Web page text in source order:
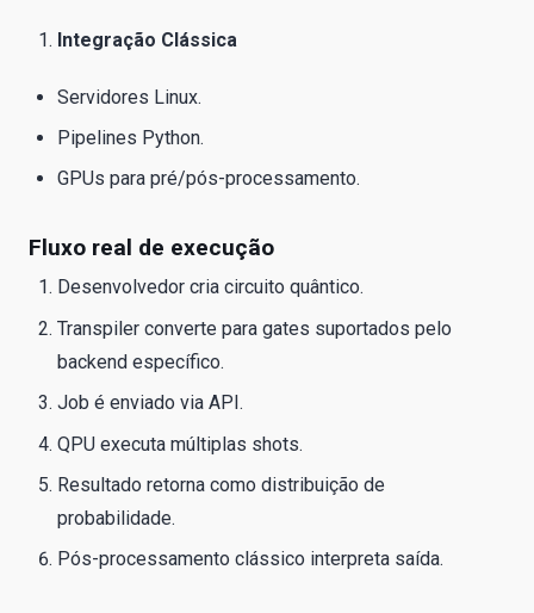
Integração Clássica
Servidores Linux.
Pipelines Python.
GPUs para pré/pós-processamento.
Fluxo real de execução
Desenvolvedor cria circuito quântico.
Transpiler converte para gates suportados pelo
backend específico.
Job é enviado via API.
QPU executa múltiplas shots.
Resultado retorna como distribuição de
probabilidade.
Pós-processamento clássico interpreta saída.